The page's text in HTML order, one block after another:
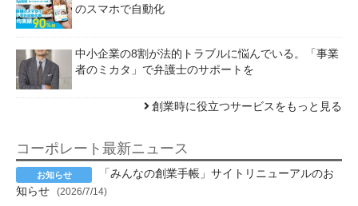
のスマホで自動化
中小企業の8割が法的トラブルに悩んでいる。「事業
者のミカタ」で弁護士のサポートを
創業時に役立つサービスをもっと見る
コーポレート最新ニュース
「みんなの創業手帳」サイトリニューアルのお
知らせ
(2026/7/14)